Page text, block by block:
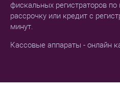
фискальных регистраторов
рассрочку или кредит с
минут.
Кассовые аппараты - онлайн